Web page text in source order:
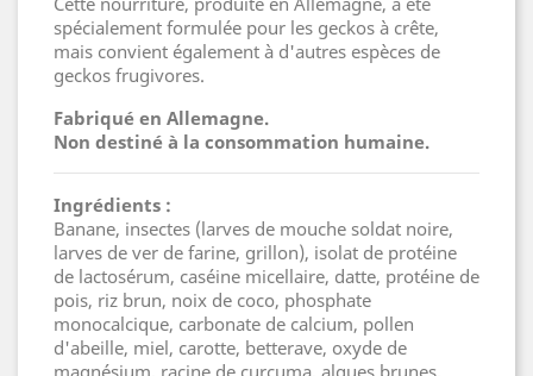
spécialement formulée pour les geckos à crête,
mais convient également à d'autres espèces de
geckos frugivores.
Fabriqué en Allemagne.
Non destiné à la consommation humaine.
Ingrédients :
Banane, insectes (larves de mouche soldat noire,
larves de ver de farine, grillon), isolat de protéine
de lactosérum, caséine micellaire, datte, protéine de
pois, riz brun, noix de coco, phosphate
monocalcique, carbonate de calcium, pollen
d'abeille, miel, carotte, betterave, oxyde de
magnésium, racine de curcuma, algues brunes,